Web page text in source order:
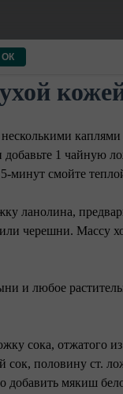
ОК
1 чайную
минут смойте
ланолина,
черешни. Массу
и любое
сока, отжатого
сок, половину ст.
добавить мякиш